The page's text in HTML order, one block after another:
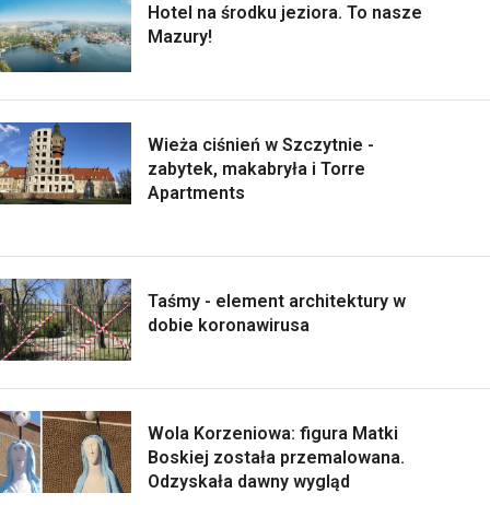
Hotel na środku jeziora. To nasze
Mazury!
Wieża ciśnień w Szczytnie -
zabytek, makabryła i Torre
Apartments
Taśmy - element architektury w
dobie koronawirusa
Wola Korzeniowa: figura Matki
Boskiej została przemalowana.
Odzyskała dawny wygląd